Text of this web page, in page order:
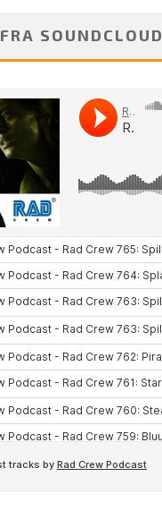
FRA SOUNDCLOUD